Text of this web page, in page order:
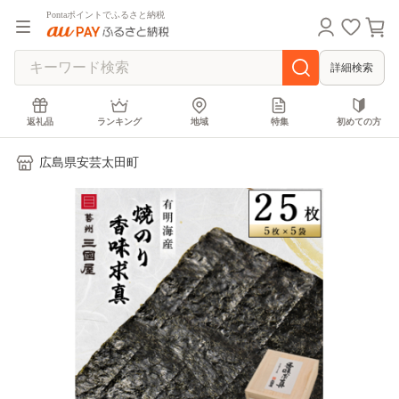
Pontaポイントでふるさと納税
詳細検索
返礼品 ランキング 地域 特集 初めての方
広島県安芸太田町